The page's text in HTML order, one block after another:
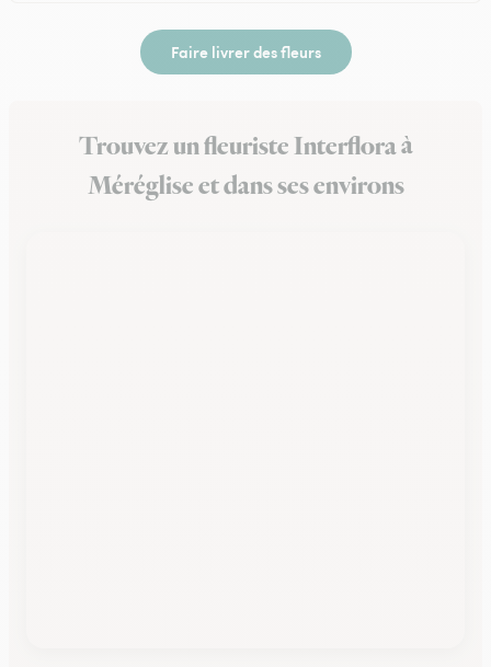
Faire livrer des fleurs
Trouvez un fleuriste Interflora à
Méréglise et dans ses environs